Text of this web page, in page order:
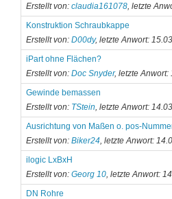
Erstellt von: claudia161078, letzte
Konstruktion Schraubkappe
Erstellt von: D00dy, letzte Anwort:
iPart ohne Flächen?
Erstellt von: Doc Snyder, letzte Anwort:
Gewinde bemassen
Erstellt von: TStein , letzte Anwort:
Ausrichtung von Maßen o. pos-
Erstellt von: Biker24, letzte Anwort:
ilogic LxBxH
Erstellt von: Georg 10, letzte Anwort:
DN Rohre